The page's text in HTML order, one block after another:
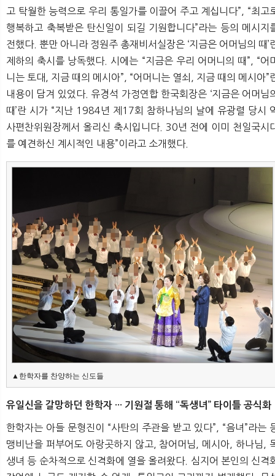
고 탁월한 능력으로 우리 통일가를 이끌어 주고 계십니다”, “최고
행복하고 축복받은 탄신일이 되길 기원합니다”라는 등의 메시지
전했다. 뿐만 아니라 정원주 총재비서실장은 ‘지금은 어머님의 때’
제하의 축시를 낭독했다. 시에는 “지금은 우리 어머니의 때”, “어
니는 토대, 지금 때의 메시아”, “어머니는 열쇠, 지금 때의 메시아”
내용이 담겨 있었다. 유경석 가정연합 한국회장은 ‘지금은 어머님
때’란 시가 “지난 1984년 제17회 참하나님의 날에 유광렬 당시
사편찬위원장께서 올리신 축시입니다. 30년 전에 이미 천일국시
를 예견하신 계시적인 내용”이라고 소개했다.
▲한학자를 찬양하는 신도들
유일신을 갈망하던 한학자 ··· 기원절 통해 “독생녀” 타이틀 공식화
한학자는 아들 문형진이 “사탄의 주관을 받고 있다”, “음녀”라는
맹비난을 퍼부어도 아랑곳하지 않고, 참어머님, 메시아, 하나님,
생녀 등 순차적으로 신격화에 열을 올려왔다. 심지어 본인의 신격